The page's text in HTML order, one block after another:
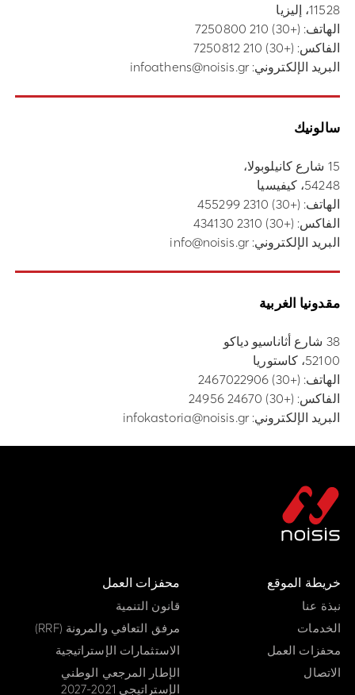
11528، إليزيا
الهاتف: (+30) 210 7250800
الفاكس: (+30) 210 7250812
البريد الإلكتروني:infoathens@noisis.gr
سالونيك
15 شارع كانيلوبولا،
54248، كيفيسيا
الهاتف: (+30) 2310 455299
الفاكس: (+30) 2310 434130
البريد الإلكتروني:info@noisis.gr
مقدونيا الغربية
38 شارع أثاناسيو دياكو
52100، كاستوريا
الهاتف: (+30) 2467022906
الفاكس: (+30) 24670 24956
البريد الإلكتروني:infokastoria@noisis.gr
خريطة الموقع
نبذة عنا
الخدمات
محفزات العمل
الاتصال
محفزات العمل
قانون التنمية
مرفق التعافي والمرونة (RRF)
الاستثمارات الإستراتيجية
الإطار المرجعي الوطني
الإستراتيجي 2021-2027